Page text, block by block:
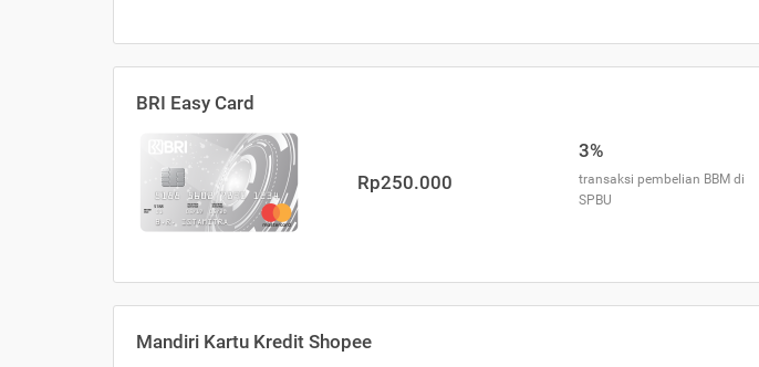
BRI Easy Card
Rp250.000
3%
transaksi pembelian BBM di
SPBU
Mandiri Kartu Kredit Shopee